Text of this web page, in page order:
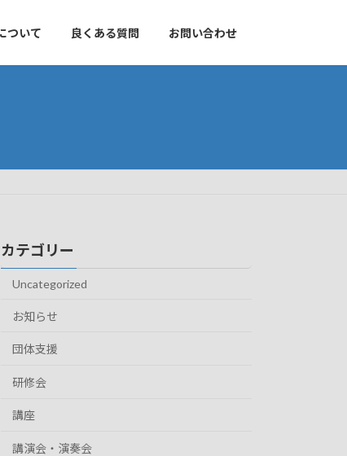
ついて 良くある質問 お問い合わせ
カテゴリー
Uncategorized
お知らせ
団体支援
研修会
講座
講演会・演奏会